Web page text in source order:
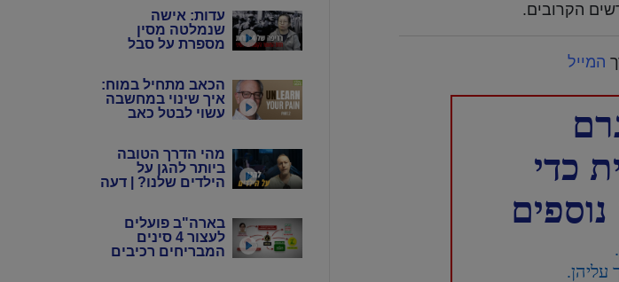
עדות: אישה
שנמלטה מסין
מספרת על סבל
הקומוניסטי הסיני
הכאב מתחיל במוח:
איך שינוי במחשבה
עשוי לבטל כאב
מהי הדרך הטובה
ביותר להגן על
הילדים שלנו? | דעה
בארה"ב פועלים
לעצור 4 סינים
המבריחים רכיבים
הקרובים.
המייל
עליהן.